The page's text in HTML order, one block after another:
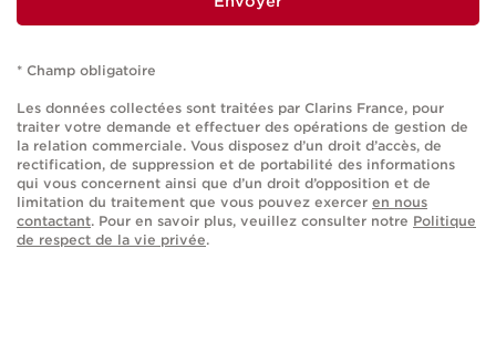
* Champ obligatoire
Les données collectées sont traitées par Clarins France, pour
traiter votre demande et effectuer des opérations de gestion de
la relation commerciale. Vous disposez d’un droit d’accès, de
rectification, de suppression et de portabilité des informations
qui vous concernent ainsi que d’un droit d’opposition et de
limitation du traitement que vous pouvez exercer en nous
contactant. Pour en savoir plus, veuillez consulter notre Politique
de respect de la vie privée.